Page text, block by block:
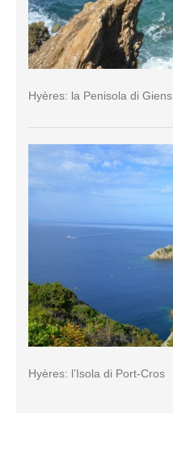
Hyères: la Penisola di Giens
Hyères: l’Isola di Port-Cros